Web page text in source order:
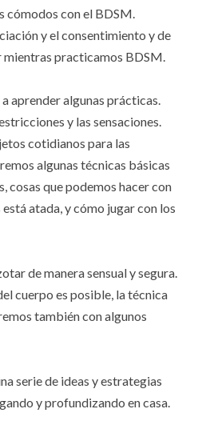
cómodos con el BDSM.
y el consentimiento y de
mientras practicamos BDSM.
aprender algunas prácticas.
y las sensaciones.
cotidianos para las
algunas técnicas básicas
cosas que podemos hacer con
atada, y cómo jugar con los
de manera sensual y segura.
cuerpo es posible, la técnica
también con algunos
serie de ideas y estrategias
y profundizando en casa.